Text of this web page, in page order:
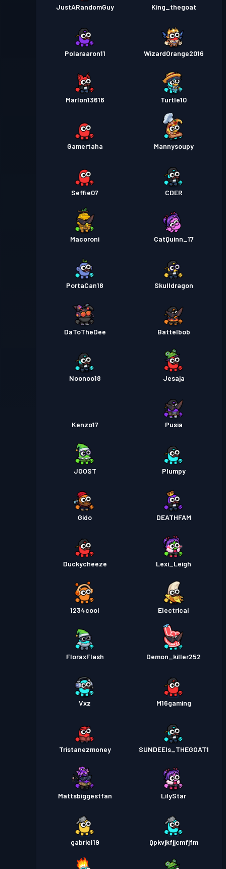
JustARandomGuy King_thegoat
Polaraaron11 WizardOrange2016
Marlon13616 Turtle10
Gamertaha Mannysoupy
Seffie07 CDER
Macoroni CatQuinn_17
PortaCan18 Skulldragon
DaToTheDee Battelbob
Noonoo18 Jesaja
Kenzo17 Pusia
JOOST Plumpy
Gido DEATHFAM
Duckycheeze Lexi_Leigh
1234cool Electrical
FloraxFlash Demon_killer252
Vxz M16gaming
Tristanezmoney SUNDEEIs_THEGOAT1
Mattsbiggestfan LilyStar
gabriel19 Qpkvjkfjjcmfjfm